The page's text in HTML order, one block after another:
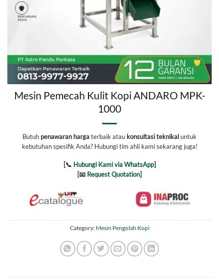
Mesin Pemecah Kulit Kopi ANDARO MPK-
1000
Butuh penawaran hargaterbaik atau konsultasi teknikaluntuk
kebutuhan spesifik Anda? Hubungi tim ahli kami sekarang juga!
[📞 Hubungi Kami via WhatsApp]
[📧 Request Quotation]
Category: Mesin Pengolah Kopi